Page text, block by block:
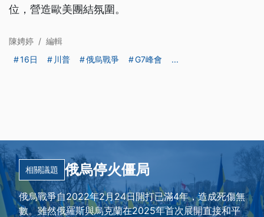
位，營造歐美團結氛圍。
陳娉婷 / 編輯
16日
川普 俄烏戰爭 G7峰會 ...
相關議題 俄烏停火僵局
俄烏戰爭自2022年2月24日開打已滿4年，造成死傷無
數。雖然俄羅斯與烏克蘭在2025年首次展開直接和平